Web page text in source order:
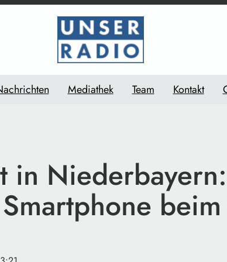
Mediathek Team Kontakt
in